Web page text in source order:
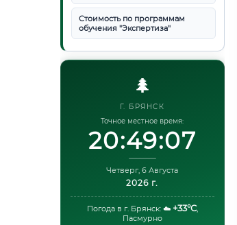
Стоимость по программам
обучения "Экспертиза"
🌲
Г. БРЯНСК
Точное местное время:
20:49:08
Четверг, 6 Августа
2026 г.
Погода в г. Брянск: ☁️ +33°C,
Пасмурно